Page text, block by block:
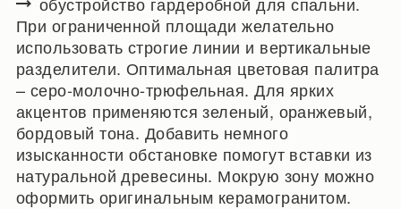
При ограниченной площади желательно
использовать строгие линии и вертикальные
разделители. Оптимальная цветовая палитра
– серо-молочно-трюфельная. Для ярких
акцентов применяются зеленый, оранжевый,
бордовый тона. Добавить немного
изысканности обстановке помогут вставки из
натуральной древесины. Мокрую зону можно
оформить оригинальным керамогранитом.